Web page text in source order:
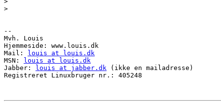
>
--
Mvh. Louis
Hjemmeside: www.louis.dk
Mail:
louis at louis.dk
MSN:
louis at louis.dk
Jabber:
louis at jabber.dk (ikke en mailadresse)
Registreret Linuxbruger nr.: 405248